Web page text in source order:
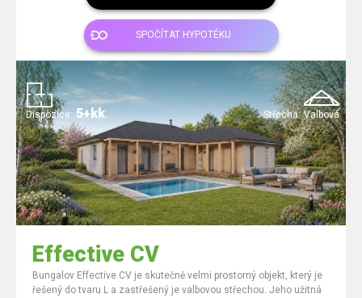
SPOČÍTAT HYPOTÉKU
Střecha: Valbová
Dispozice: 5+kk
Effective CV
Bungalov Effective CV je skutečně velmi prostorný objekt, který je
řešený do tvaru L a zastřešený je valbovou střechou. Jeho užitná